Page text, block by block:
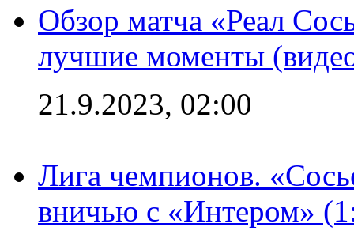
Обзор матча «Реал
лучшие моменты
21.9.2023, 02:00
Лига чемпионов.
вничью с «Интером»